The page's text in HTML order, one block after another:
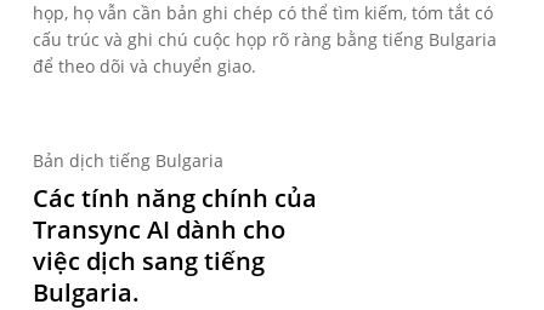
họp, họ vẫn cần bản ghi chép có thể tìm kiếm, tóm tắt có
cấu trúc và ghi chú cuộc họp rõ ràng bằng tiếng Bulgaria
để theo dõi và chuyển giao.
Bản dịch tiếng Bulgaria
Các tính năng chính của
Transync AI dành cho
việc dịch sang tiếng
Bulgaria.